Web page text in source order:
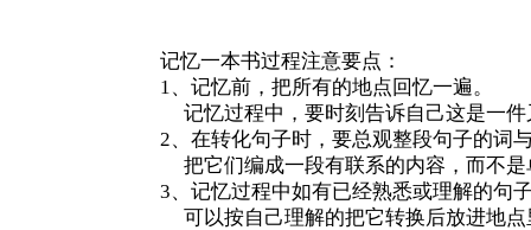
记忆一本书过程注意要点：
1、记忆前，把所有的地点回忆一遍。
记忆过程中，要时刻告诉自己这是一件
2、在转化句子时，要总观整段句子的词
把它们编成一段有联系的内容，而不是
3、记忆过程中如有已经熟悉或理解的句
可以按自己理解的把它转换后放进地